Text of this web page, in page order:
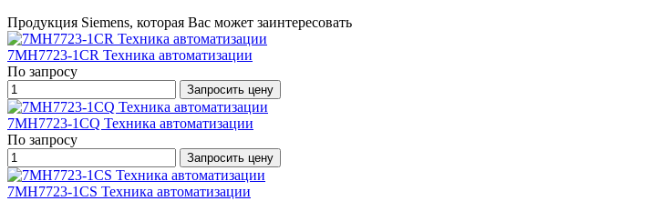
Продукция Siemens, которая Вас может заинтересовать
7MH7723-1CR Техника автоматизации
По запросу
Запросить цену
7MH7723-1CQ Техника автоматизации
По запросу
Запросить цену
7MH7723-1CS Техника автоматизации